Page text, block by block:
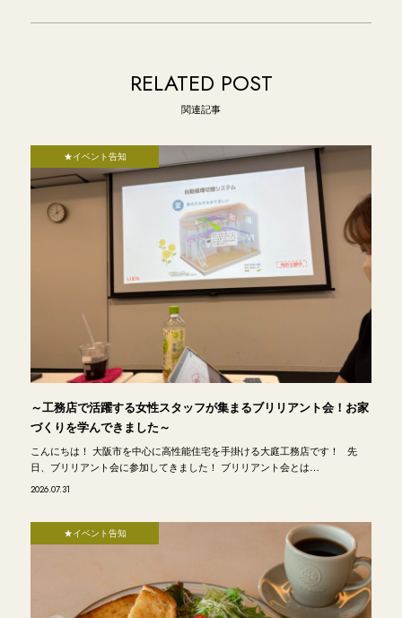
RELATED POST
関連記事
★イベント告知
～工務店で活躍する女性スタッフが集まるブリリアント会！お家
づくりを学んできました～
こんにちは！ 大阪市を中心に高性能住宅を手掛ける大庭工務店です！ 先
日、ブリリアント会に参加してきました！ ブリリアント会とは…
2026.07.31
★イベント告知